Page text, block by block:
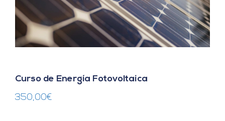
Curso de Energía Fotovoltaica
350,00€